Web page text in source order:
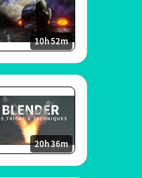
10h 52m
20h 36m